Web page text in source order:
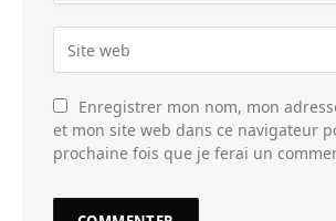
Enregistrer mon nom, mon
et mon site web dans ce navigateur
prochaine fois que je ferai un